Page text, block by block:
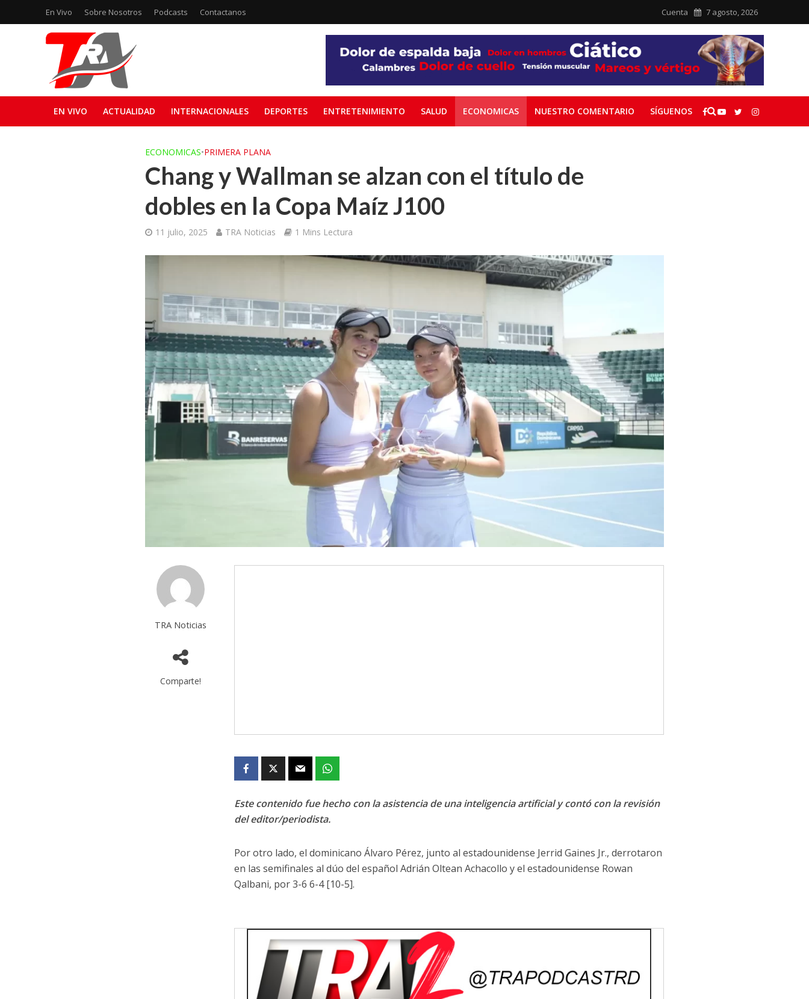
En Vivo Sobre Nosotros Podcasts Contactanos Cuenta 7 agosto, 2026
EN VIVO ACTUALIDAD INTERNACIONALES DEPORTES ENTRETENIMIENTO SALUD ECONOMICAS NUESTRO COMENTARIO SÍGUENOS
ECONOMICAS•PRIMERA PLANA
Chang y Wallman se alzan con el título de
dobles en la Copa Maíz J100
11 julio, 2025 TRA Noticias 1 Mins Lectura
TRA Noticias
Comparte!
Este contenido fue hecho con la asistencia de una inteligencia artificial y contó con la revisión
del editor/periodista.
Por otro lado, el dominicano Álvaro Pérez, junto al estadounidense Jerrid Gaines Jr., derrotaron
en las semifinales al dúo del español Adrián Oltean Achacollo y el estadounidense Rowan
Qalbani, por 3-6 6-4 [10-5].